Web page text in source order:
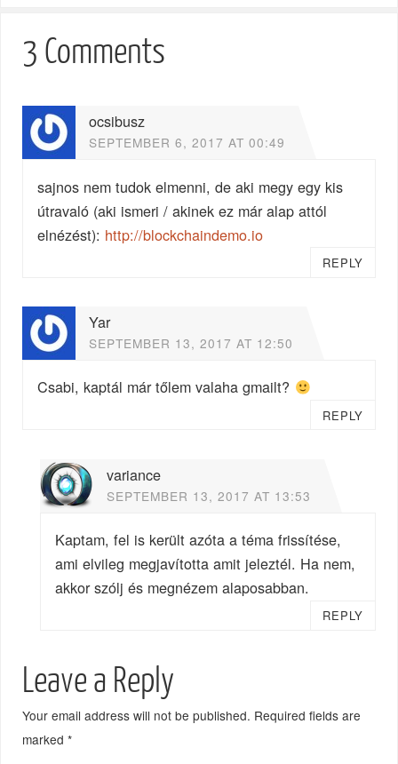
3 Comments
ocsibusz
SEPTEMBER 6, 2017 AT 00:49
sajnos nem tudok elmenni, de aki megy egy kis
útravaló (aki ismeri / akinek ez már alap attól
elnézést): http://blockchaindemo.io
REPLY
Yar
SEPTEMBER 13, 2017 AT 12:50
Csabi, kaptál már tőlem valaha gmailt?
REPLY
variance
SEPTEMBER 13, 2017 AT 13:53
Kaptam, fel is került azóta a téma frissítése,
ami elvileg megjavította amit jeleztél. Ha nem,
akkor szólj és megnézem alaposabban.
REPLY
Leave a Reply
Your email address will not be published. Required fields are
marked*